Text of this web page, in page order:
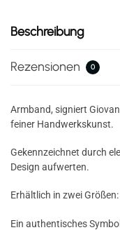
Beschreibung
Rezensionen 0
Armband, signiert
feiner Handwerkskunst.
Gekennzeichnet durch
Design aufwerten.
Erhältlich in zwei
Ein authentisches